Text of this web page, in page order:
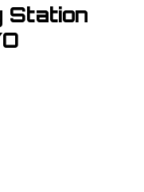
Station